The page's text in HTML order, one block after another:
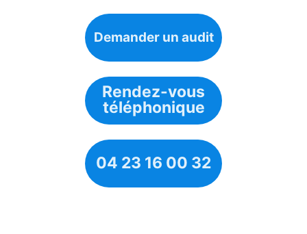
Demander un audit
Rendez-vous
téléphonique
04 23 16 00 32